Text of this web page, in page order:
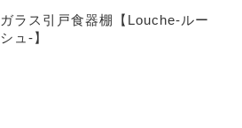
ガラス引戸食器棚【Louche-ルー
シュ-】